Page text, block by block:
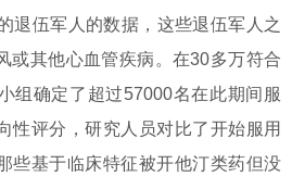
退伍军人的数据，这些退伍军人之
或其他心血管疾病。在30多万符合
组确定了超过57000名在此期间服
性评分，研究人员对比了开始服用
些基于临床特征被开他汀类药但没